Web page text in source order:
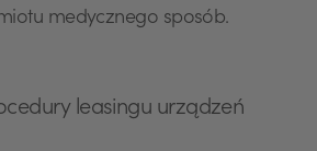
medycznego sposób.
leasingu urządzeń